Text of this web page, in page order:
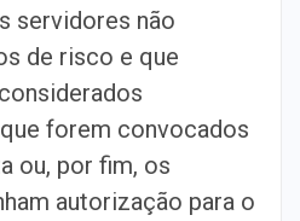
servidores não
de risco e que
forem convocados
ou, por fim, os
autorização para o